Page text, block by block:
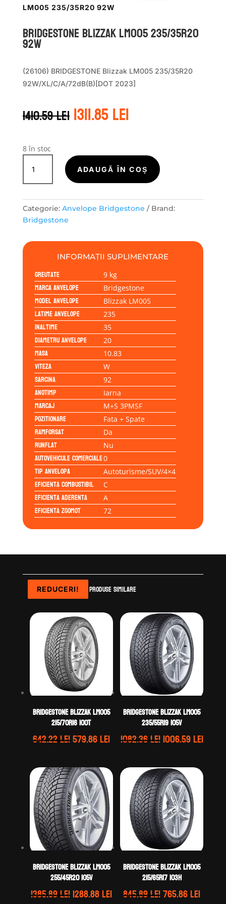
LM005 235/35R20 92W
Bridgestone BLIZZAK LM005 235/35R20
92W
(26106) BRIDGESTONE Blizzak LM005 235/35R20
92W/XL/C/A/72dB(B)[DOT 2023]
1410.59lei Prețul
inițial
1410.59 lei.
1311.85leiPrețul
curent
8 în stoc
Cantitate
Bridgestone
BLIZZAK
235/35R20
92W
ADAUGĂ ÎN COȘ
Categorie: Anvelope Bridgestone
Brand:
Bridgestone
INFORMAȚII SUPLIMENTARE
Greutate 9 kg
Marca anvelope Bridgestone
Model anvelope Blizzak LM005
Latime anvelope 235
Inaltime 35
Diametru anvelope 20
Masa 10.83
Viteza W
Sarcina 92
Anotimp Iarna
Marcaj M+S 3PMSF
Pozitionare Fata + Spate
Ramforsat Da
Runflat Nu
Autovehicule comerciale0
Tip anvelopa Autoturisme/SUV/4×4
Eficienta Combustibil C
Eficienta Aderenta A
Eficienta Zgomot 72
Produse similare
REDUCERI!
Bridgestone BLIZZAK LM005
215/70R16 100T
642.22leiPrețul
a
fost:
642.22 lei.
579.86leiPrețul
este:
579.86 lei.
REDUCERI!
Bridgestone BLIZZAK LM005
235/55R19 105V
1082.36leiPrețul
a
fost:
1082.36 lei.
1006.59lei
REDUCERI!
Bridgestone BLIZZAK LM005
255/45R20 105V
1385.89leiPrețul
1288.88leiPrețul
REDUCERI!
Bridgestone BLIZZAK LM005
215/65R17 103H
845.89leiPrețul
765.86leiPrețul